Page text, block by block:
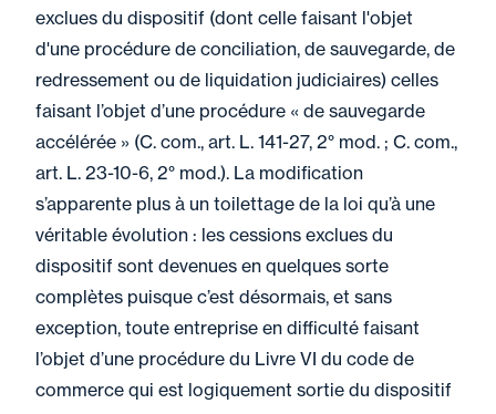
exclues du dispositif (dont celle faisant l'objet
d'une procédure de conciliation, de sauvegarde, de
redressement ou de liquidation judiciaires) celles
faisant l’objet d’une procédure « de sauvegarde
accélérée » (C. com., art. L. 141-27, 2° mod. ; C. com.,
art. L. 23-10-6, 2° mod.). La modification
s’apparente plus à un toilettage de la loi qu’à une
véritable évolution : les cessions exclues du
dispositif sont devenues en quelques sorte
complètes puisque c’est désormais, et sans
exception, toute entreprise en difficulté faisant
l’objet d’une procédure du Livre VI du code de
commerce qui est logiquement sortie du dispositif